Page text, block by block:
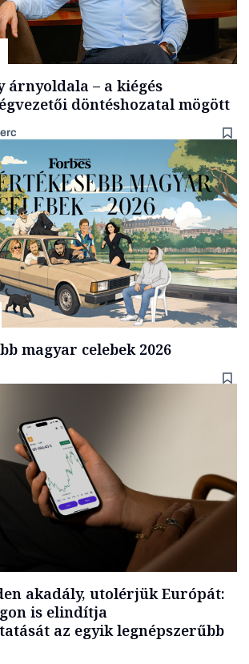
árnyoldala – a kiégés
döntéshozatal mögött
magyar celebek 2026
akadály, utolérjük Európát:
is elindítja
az egyik legnépszerűbb